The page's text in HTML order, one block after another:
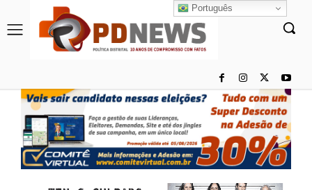
Português